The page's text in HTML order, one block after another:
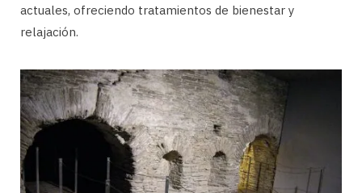
actuales, ofreciendo tratamientos de bienestar y
relajación.